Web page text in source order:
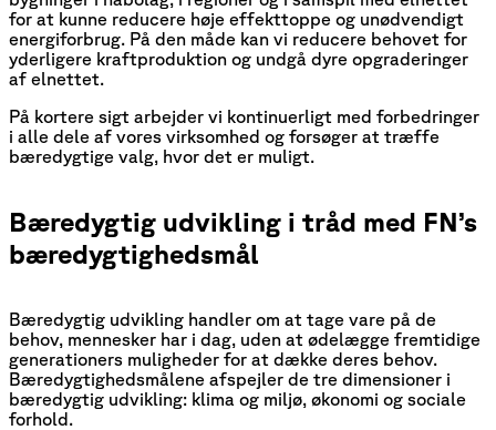
for at kunne reducere høje effekttoppe og unødvendigt
energiforbrug. På den måde kan vi reducere behovet for
yderligere kraftproduktion og undgå dyre opgraderinger
af elnettet.
På kortere sigt arbejder vi kontinuerligt med forbedringer
i alle dele af vores virksomhed og forsøger at træffe
bæredygtige valg, hvor det er muligt.
Bæredygtig udvikling i tråd med FN’s
bæredygtighedsmål
Bæredygtig udvikling handler om at tage vare på de
behov, mennesker har i dag, uden at ødelægge fremtidige
generationers muligheder for at dække deres behov.
Bæredygtighedsmålene afspejler de tre dimensioner i
bæredygtig udvikling: klima og miljø, økonomi og sociale
forhold.